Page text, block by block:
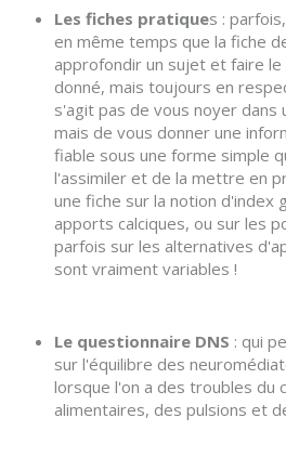
Les fiches pratiques :
en même temps que la fiche
approfondir un sujet et faire
donné, mais toujours en
s'agit pas de vous noyer dans
mais de vous donner une
fiable sous une forme simple
l'assimiler et de la mettre en
une fiche sur la notion d'index
apports calciques, ou sur les
parfois sur les alternatives
sont vraiment variables !
Le questionnaire DNS : qui
sur l'équilibre des
lorsque l'on a des troubles du
alimentaires, des pulsions et